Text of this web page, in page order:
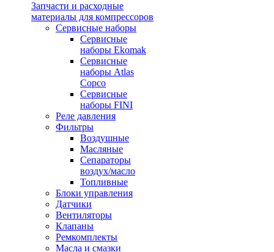
Запчасти и расходные
материалы для компрессоров
Cервисные наборы
Сервисные
наборы Ekomak
Cервисные
наборы Atlas
Copco
Сервисные
наборы FINI
Реле давления
Фильтры
Воздушные
Масляные
Сепараторы
воздух/масло
Топливные
Блоки управления
Датчики
Вентиляторы
Клапаны
Ремкомплекты
Масла и смазки